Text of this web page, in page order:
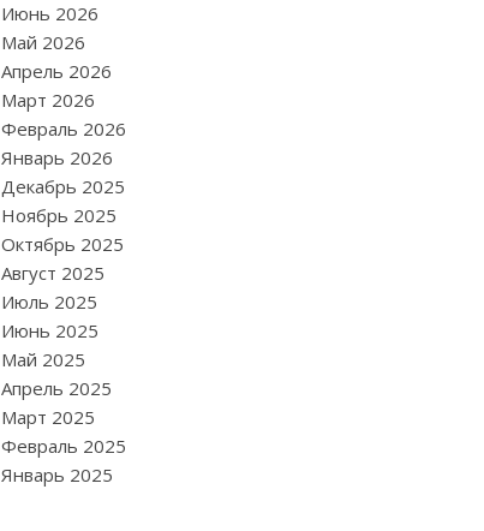
Июнь 2026
Май 2026
Апрель 2026
Март 2026
Февраль 2026
Январь 2026
Декабрь 2025
Ноябрь 2025
Октябрь 2025
Август 2025
Июль 2025
Июнь 2025
Май 2025
Апрель 2025
Март 2025
Февраль 2025
Январь 2025